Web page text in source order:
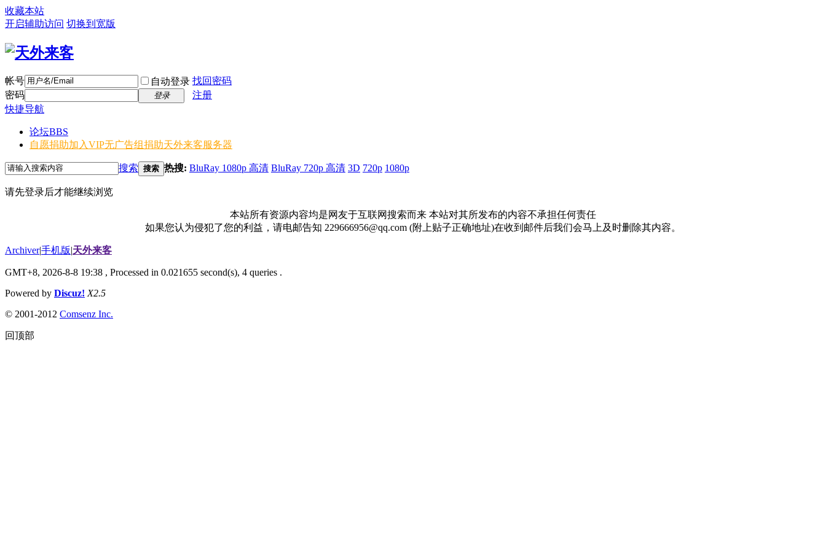
收藏本站
开启辅助访问 切换到宽版
帐号 自动登录 找回密码
密码
登录
注册
快捷导航
论坛BBS
自愿捐助加入VIP无广告组捐助天外来客服务器
搜索 搜索 热搜: BluRay 1080p 高清 BluRay 720p 高清 3D 720p 1080p
请先登录后才能继续浏览
本站所有资源内容均是网友于互联网搜索而来 本站对其所发布的内容不承担任何责任
如果您认为侵犯了您的利益，请电邮告知 229666956@qq.com (附上贴子正确地址)在收到邮件后我们会马上及时删除其内容。
Archiver|手机版|天外来客
GMT+8, 2026-8-8 19:38 , Processed in 0.021655 second(s), 4 queries .
Powered by Discuz! X2.5
© 2001-2012 Comsenz Inc.
回顶部